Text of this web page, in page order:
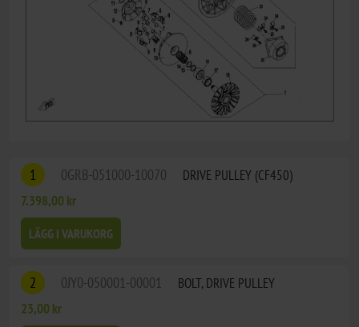
1 0GRB-051000-10070
DRIVE PULLEY (CF450)
7.398,00 kr
LÄGG I VARUKORG
2 0JY0-050001-00001
BOLT, DRIVE PULLEY
23,00 kr